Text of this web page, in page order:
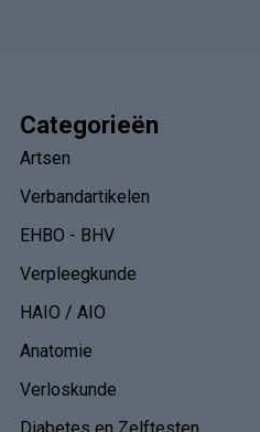
Categorieën
Artsen
Verbandartikelen
EHBO - BHV
Verpleegkunde
HAIO / AIO
Anatomie
Verloskunde
Diabetes en Zelftesten